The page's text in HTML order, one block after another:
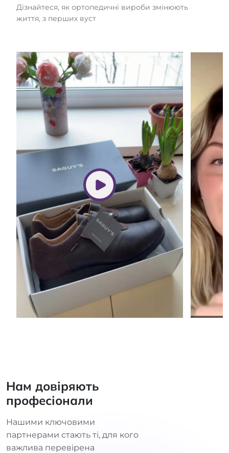
Дізнайтеся, як ортопедичні вироби змінюють
життя, з перших вуст
Нам довіряють
професіонали
Нашими ключовими
партнерами стають ті, для кого
важлива перевірена